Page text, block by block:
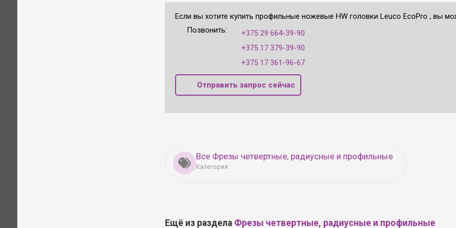
Если вы хотите купить профильные ножевые HW головки Leuco EcoPro , вы
Позвонить:
+375 29 664-39-90
+375 17 379-39-90
+375 17 361-96-67
Отправить запрос сейчас
Все Фрезы четвертные, радиусные и профильные
Категория
Ещё из раздела Фрезы четвертные, радиусные и профильные